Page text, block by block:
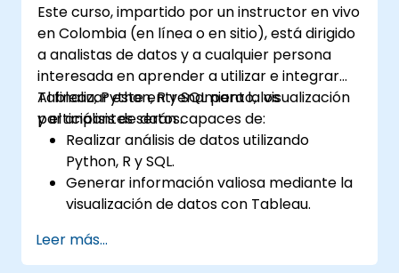
Este curso, impartido por un instructor en vivo
en Colombia (en línea o en sitio), está dirigido
a analistas de datos y a cualquier persona
interesada en aprender a utilizar e integrar
Tableau, Python, R y SQL para la visualización
y el análisis de datos.
Al finalizar este entrenamiento, los
participantes serán capaces de:
Realizar análisis de datos utilizando
Python, R y SQL.
Generar información valiosa mediante la
visualización de datos con Tableau.
las operaciones comerciales.
Leer más...